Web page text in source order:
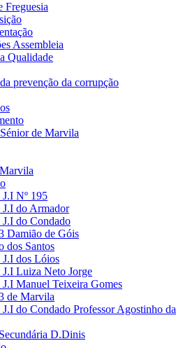
Freguesia
Assembleia
Qualidade
prevenção da corrupção
de Marvila
Nº 195
J.I do Armador
do Condado
Damião de Góis
dos Santos
dos Lóios
Luiza Neto Jorge
Manuel Teixeira Gomes
de Marvila
do Condado Professor Agostinho da
D.Dinis